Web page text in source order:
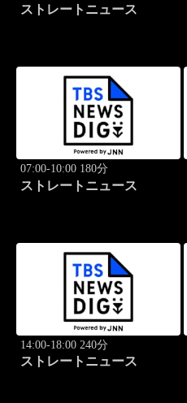
ストレートニュース
07:00-10:00 180分
ストレートニュース
14:00-18:00 240分
ストレートニュース